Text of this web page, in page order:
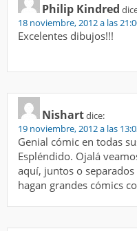
Philip Kindred
18 noviembre, 2012 a las
Excelentes dibujos!!!
Nishartdice:
19 noviembre, 2012 a las
Genial cómic en todas
Espléndido. Ojalá
aquí, juntos o
hagan grandes cómics